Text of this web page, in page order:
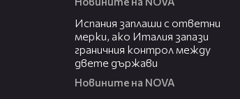
Испания заплаши с ответни
мерки, ако Италия запази
граничния контрол между
двете държави
Новините на NOVA